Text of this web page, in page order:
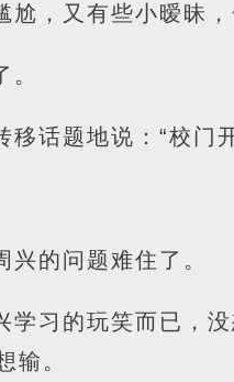
尬，又有些小暧昧
移话题地说：“校门
兴的问题难住了。
学习的玩笑而已，
输。